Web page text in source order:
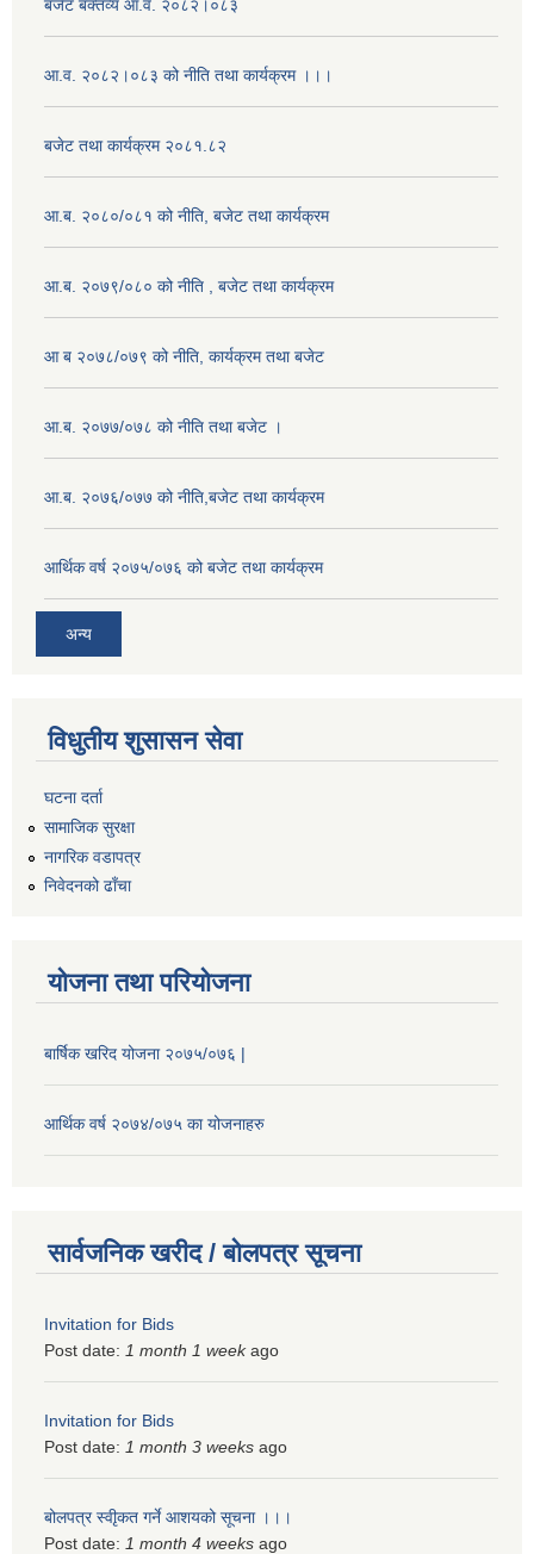
बजेट बक्तव्य आ.व. २०८२।०८३
आ.व. २०८२।०८३ को नीति तथा कार्यक्रम ।।।
बजेट तथा कार्यक्रम २०८१.८२
आ.ब. २०८०/०८१ को नीति, बजेट तथा कार्यक्रम
आ.ब. २०७९/०८० को नीति , बजेट तथा कार्यक्रम
आ ब २०७८/०७९ को नीति, कार्यक्रम तथा बजेट
आ.ब. २०७७/०७८ को नीति तथा बजेट ।
आ.ब. २०७६/०७७ को नीति,बजेट तथा कार्यक्रम
आर्थिक वर्ष २०७५/०७६ को बजेट तथा कार्यक्रम
अन्य
विधुतीय शुसासन सेवा
घटना दर्ता
सामाजिक सुरक्षा
नागरिक वडापत्र
निवेदनको ढाँचा
योजना तथा परियोजना
बार्षिक खरिद योजना २०७५/०७६ |
आर्थिक वर्ष २०७४/०७५ का योजनाहरु
सार्वजनिक खरीद / बोलपत्र सूचना
Invitation for Bids
Post date: 1 month 1 weekago
Invitation for Bids
Post date: 1 month 3 weeks ago
बोलपत्र स्वीृकत गर्ने आशयको सूचना ।।।
Post date: 1 month 4 weeks ago